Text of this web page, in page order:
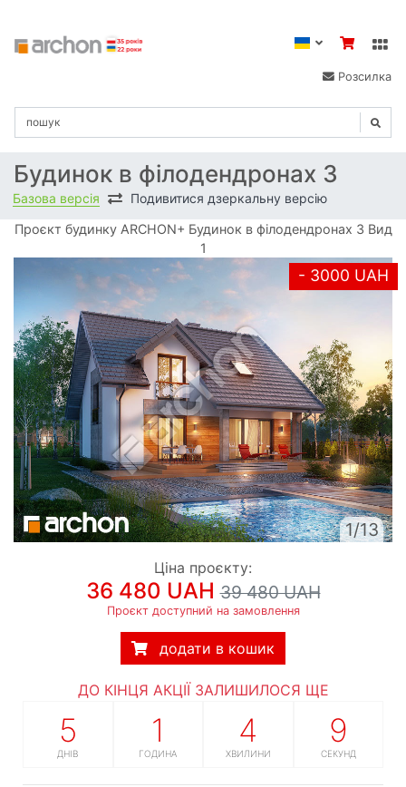
Розсилка
Будинок в філодендронах 3
Базова версія Подивитися дзеркальну версію
Проєкт будинку ARCHON+ Будинок в філодендронах 3 Вид
1
- 3000 UAH
1/13
Ціна проєкту:
36 480 UAH39 480 UAH
Проєкт доступний на замовлення
додати в кошик
ДО КІНЦЯ АКЦІЇ ЗАЛИШИЛОСЯ ЩЕ
5
ДНІВ
1
ГОДИНА
4
ХВИЛИНИ
8
СЕКУНД